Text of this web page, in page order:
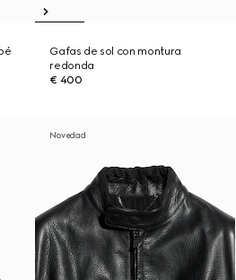
Gafas de sol con montura
redonda
€ 400
Novedad